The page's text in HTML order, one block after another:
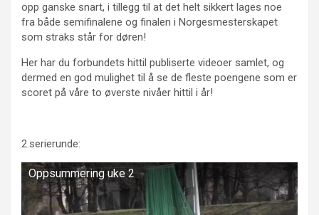
opp ganske snart, i tillegg til at det helt sikkert lages noe
fra både semifinalene og finalen i Norgesmesterskapet
som straks står for døren!
Her har du forbundets hittil publiserte videoer samlet, og
dermed en god mulighet til å se de fleste poengene som er
scoret på våre to øverste nivåer hittil i år!
2.serierunde:
Oppsummering uke 2